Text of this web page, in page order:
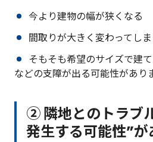
今より建物の幅が狭くなる
間取りが大きく変わってしま
そもそも希望のサイズで建
などの支障が出る可能性があり
② 隣地とのトラブ
発生する可能性”が